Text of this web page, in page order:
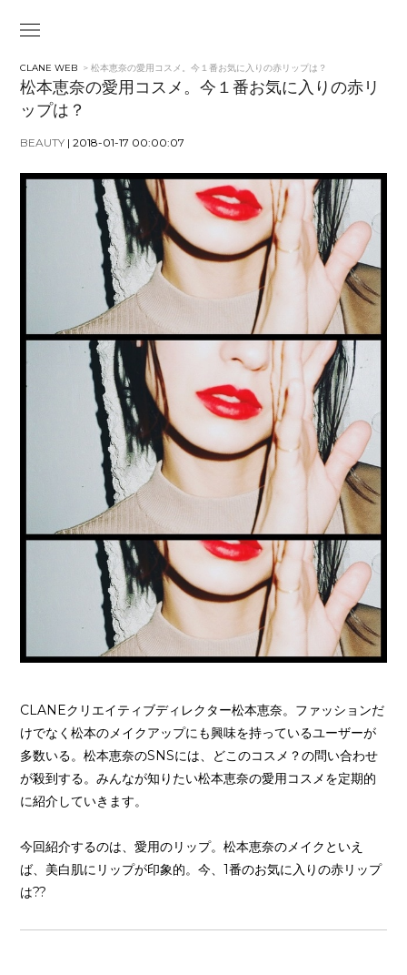
CLANE WEB > 松本恵奈の愛用コスメ。今１番お気に入りの赤リップは？
松本恵奈の愛用コスメ。今１番お気に入りの赤リ
ップは？
BEAUTY | 2018-01-17 00:00:07
CLANEクリエイティブディレクター松本恵奈。ファッションだ
けでなく松本のメイクアップにも興味を持っているユーザーが
多数いる。松本恵奈のSNSには、どこのコスメ？の問い合わせ
が殺到する。みんなが知りたい松本恵奈の愛用コスメを定期的
に紹介していきます。
今回紹介するのは、愛用のリップ。松本恵奈のメイクといえ
ば、美白肌にリップが印象的。今、1番のお気に入りの赤リップ
は??